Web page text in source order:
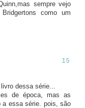
sempre vejo
como um
dessa série...
de época, mas as
a essa série. pois, são